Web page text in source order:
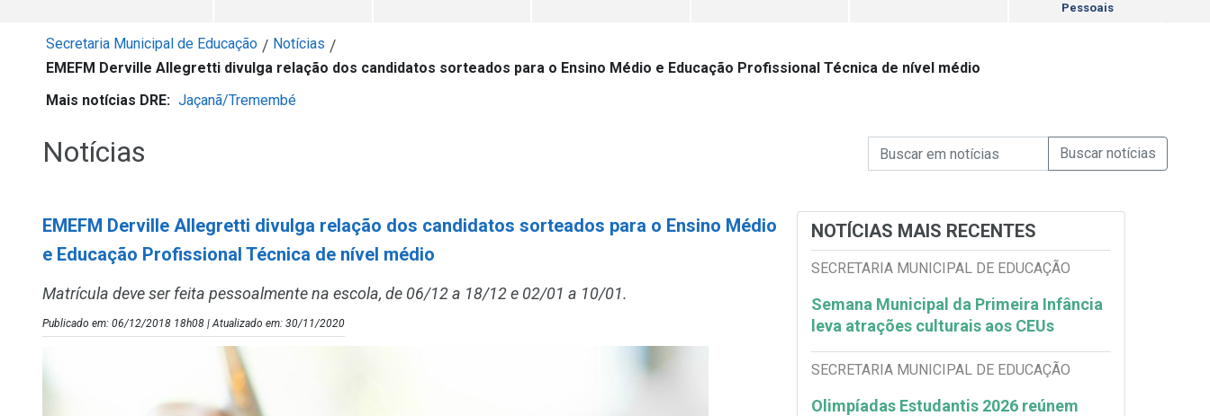
Pessoais
Secretaria Municipal de Educação / Notícias /
EMEFM Derville Allegretti divulga relação dos candidatos sorteados para o Ensino Médio e Educação Profissional Técnica de nível médio
Mais notícias DRE: Jaçanã/Tremembé
Notícias Campo de Busca de Notícias
Campo de Busca de informaçõesEnviar a Busca de
EMEFM Derville Allegretti divulga relação dos candidatos sorteados para o Ensino Médio
e Educação Profissional Técnica de nível médio
Matrícula deve ser feita pessoalmente na escola, de 06/12 a 18/12 e 02/01 a 10/01.
Publicado em: 06/12/2018 18h08 | Atualizado em: 30/11/2020
NOTÍCIAS MAIS RECENTES
SECRETARIA MUNICIPAL DE EDUCAÇÃO
Semana Municipal da Primeira Infância
leva atrações culturais aos CEUs
SECRETARIA MUNICIPAL DE EDUCAÇÃO
Olimpíadas Estudantis 2026 reúnem